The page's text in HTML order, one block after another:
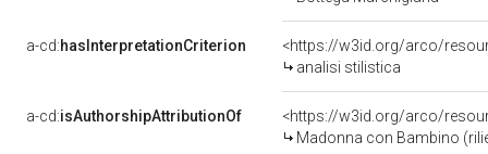
a-cd:hasInterpretationCriterion
<https://w3id.org/arco/
analisi stilistica
a-cd:isAuthorshipAttributionOf
<https://w3id.org/arco/
Madonna con Bambino